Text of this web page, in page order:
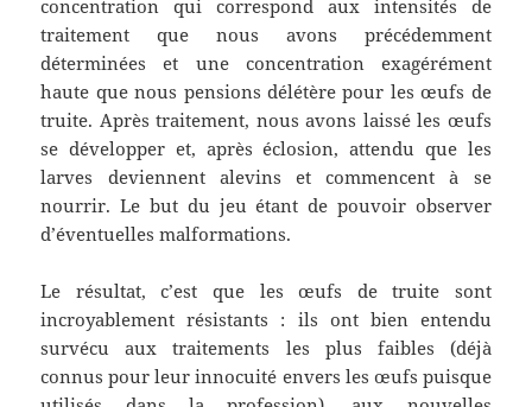
concentration qui correspond aux intensités de
traitement que nous avons précédemment
déterminées et une concentration exagérément
haute que nous pensions délétère pour les œufs de
truite. Après traitement, nous avons laissé les œufs
se développer et, après éclosion, attendu que les
larves deviennent alevins et commencent à se
nourrir. Le but du jeu étant de pouvoir observer
d’éventuelles malformations.
Le résultat, c’est que les œufs de truite sont
incroyablement résistants : ils ont bien entendu
survécu aux traitements les plus faibles (déjà
connus pour leur innocuité envers les œufs puisque